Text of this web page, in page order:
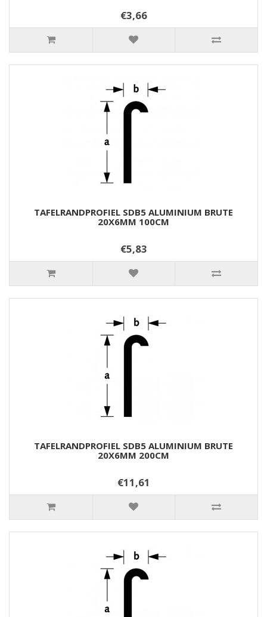
€3,66
TAFELRANDPROFIEL SDB5 ALUMINIUM BRUTE
20X6MM 100CM
€5,83
TAFELRANDPROFIEL SDB5 ALUMINIUM BRUTE
20X6MM 200CM
€11,61